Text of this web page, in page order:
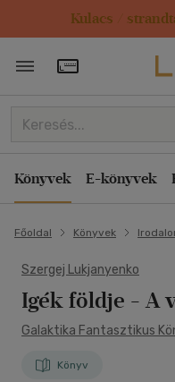
Kulacs /
Törzsvásárlói
Könyvek E-könyvek
Főoldal Könyvek
Szergej Lukjanyenko
Igék földje - A
Galaktika Fantasztikus
Könyv